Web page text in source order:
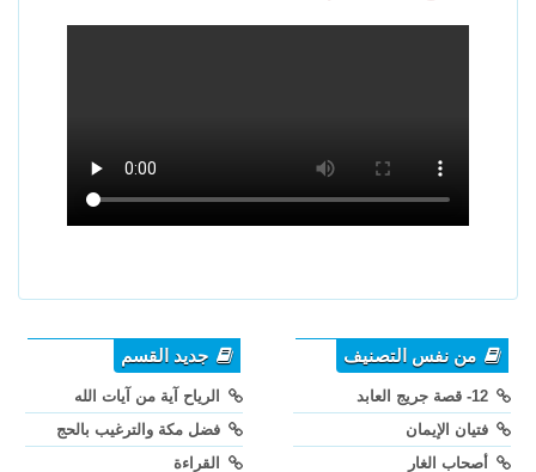
من نفس التصنيف
فتيان الإيمان
أصحاب الغار
جديد القسم
الرياح آية من آيات الله
فضل مكة والترغيب بالحج
القراءة